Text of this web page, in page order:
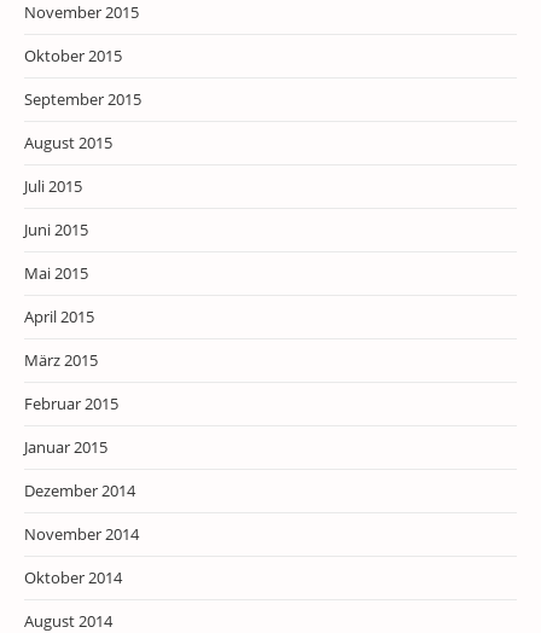
November 2015
Oktober 2015
September 2015
August 2015
Juli 2015
Juni 2015
Mai 2015
April 2015
März 2015
Februar 2015
Januar 2015
Dezember 2014
November 2014
Oktober 2014
August 2014